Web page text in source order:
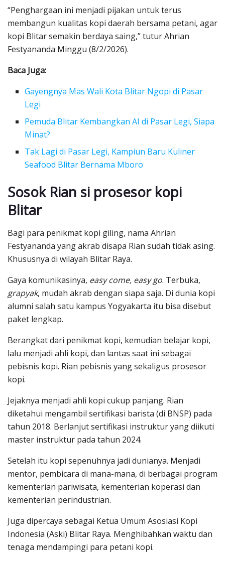
“Penghargaan ini menjadi pijakan untuk terus
membangun kualitas kopi daerah bersama petani, agar
kopi Blitar semakin berdaya saing,” tutur Ahrian
Festyananda Minggu (8/2/2026).
Baca Juga:
Gayengnya Mas Wali Kota Blitar Ngopi di Pasar
Legi
Pemuda Blitar Kembangkan AI di Pasar Legi, Siapa
Minat?
Tak Lagi di Pasar Legi, Kampiun Baru Kuliner
Seafood Blitar Bernama Mboro
Sosok Rian si prosesor kopi
Blitar
Bagi para penikmat kopi giling, nama Ahrian
Festyananda yang akrab disapa Rian sudah tidak asing.
Khususnya di wilayah Blitar Raya.
Gaya komunikasinya, easy come, easy go. Terbuka,
grapyak, mudah akrab dengan siapa saja. Di dunia kopi
alumni salah satu kampus Yogyakarta itu bisa disebut
paket lengkap.
Berangkat dari penikmat kopi, kemudian belajar kopi,
lalu menjadi ahli kopi, dan lantas saat ini sebagai
pebisnis kopi. Rian pebisnis yang sekaligus prosesor
kopi.
Jejaknya menjadi ahli kopi cukup panjang. Rian
diketahui mengambil sertifikasi barista (di BNSP) pada
tahun 2018. Berlanjut sertifikasi instruktur yang diikuti
master instruktur pada tahun 2024.
Setelah itu kopi sepenuhnya jadi dunianya. Menjadi
mentor, pembicara di mana-mana, di berbagai program
kementerian pariwisata, kementerian koperasi dan
kementerian perindustrian.
Juga dipercaya sebagai Ketua Umum Asosiasi Kopi
Indonesia (Aski) Blitar Raya. Menghibahkan waktu dan
tenaga mendampingi para petani kopi.